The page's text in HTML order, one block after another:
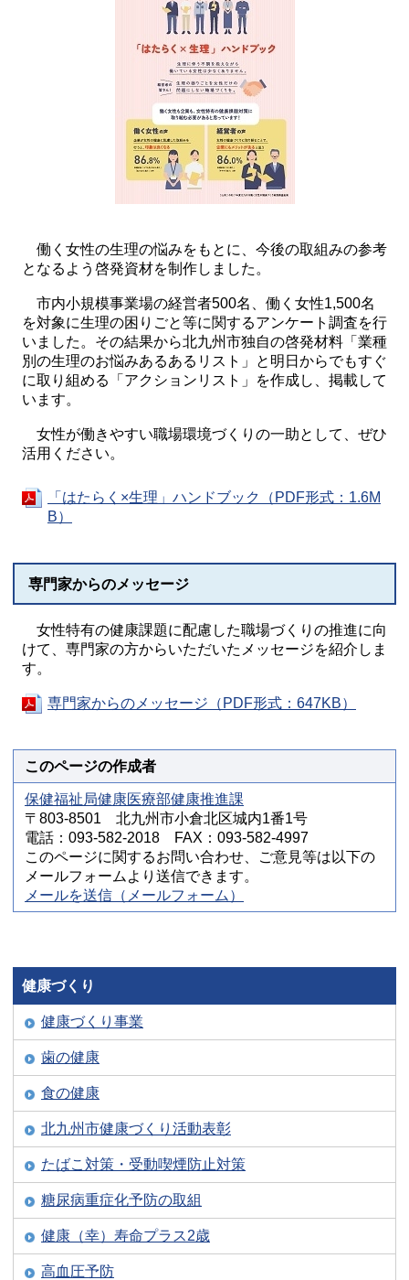
働く女性の生理の悩みをもとに、今後の取組みの参考
となるよう啓発資材を制作しました。
市内小規模事業場の経営者500名、働く女性1,500名
を対象に生理の困りごと等に関するアンケート調査を行
いました。その結果から北九州市独自の啓発材料「業種
別の生理のお悩みあるあるリスト」と明日からでもすぐ
に取り組める「アクションリスト」を作成し、掲載して
います。
女性が働きやすい職場環境づくりの一助として、ぜひ
活用ください。
「はたらく×生理」ハンドブック（PDF形式：1.6M
B）
専門家からのメッセージ
女性特有の健康課題に配慮した職場づくりの推進に向
けて、専門家の方からいただいたメッセージを紹介しま
す。
専門家からのメッセージ（PDF形式：647KB）
このページの作成者
保健福祉局健康医療部健康推進課
〒803-8501 北九州市小倉北区城内1番1号
電話：093-582-2018 FAX：093-582-4997
このページに関するお問い合わせ、ご意見等は以下の
メールフォームより送信できます。
メールを送信（メールフォーム）
健康づくり
健康づくり事業
歯の健康
食の健康
北九州市健康づくり活動表彰
たばこ対策・受動喫煙防止対策
糖尿病重症化予防の取組
健康（幸）寿命プラス2歳
高血圧予防